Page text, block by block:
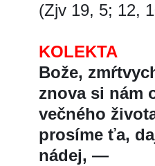
(Zjv 19, 5; 12,
KOLEKTA
Bože,
znova si nám
večného
prosíme ťa,
nádej, —